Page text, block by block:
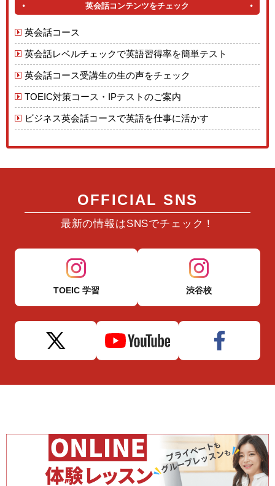
英会話コンテンツをチェック
英会話コース
英会話レベルチェックで英語習得率を簡単テスト
英会話コース受講生の生の声をチェック
TOEIC対策コース・IPテストのご案内
ビジネス英会話コースで英語を仕事に活かす
OFFICIAL SNS
最新の情報はSNSでチェック！
TOEIC 学習 渋谷校